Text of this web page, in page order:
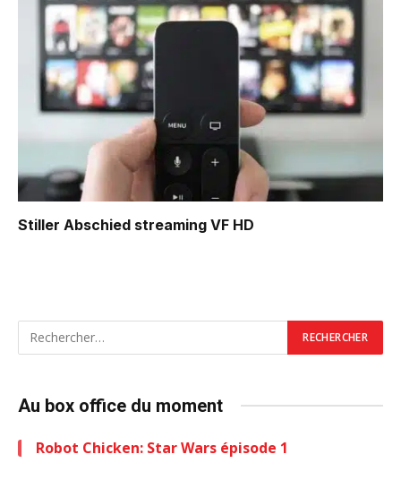
Stiller Abschied streaming VF HD
Au box office du moment
Robot Chicken: Star Wars épisode 1